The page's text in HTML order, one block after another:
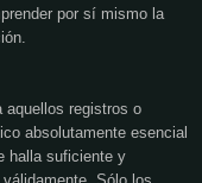
por sí mismo la
aquellos registros o
absolutamente esencial
halla suficiente y